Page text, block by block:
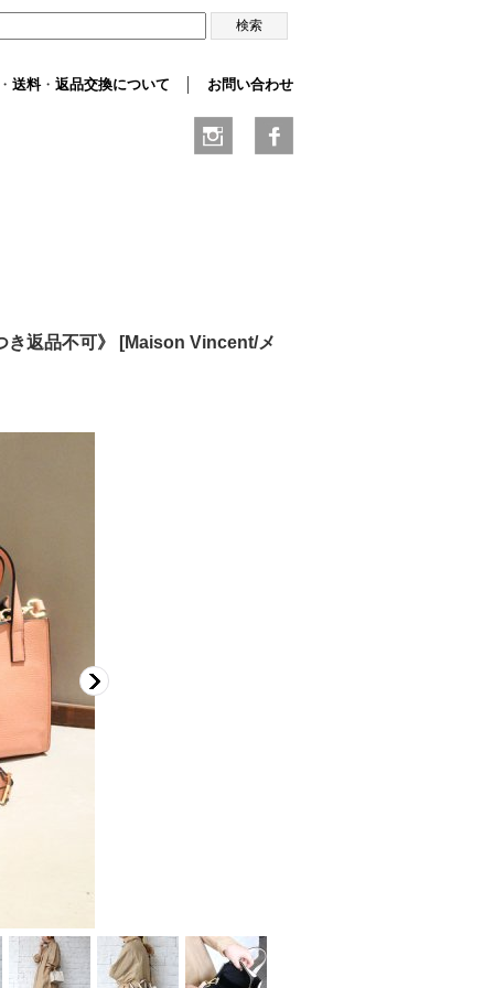
送料・ 返品交換について お問い合わせ
返品不可》 [Maison Vincent/メ